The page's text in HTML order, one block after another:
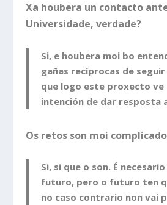
Xa houbera un contacto
Universidade, verdade?
Si, e houbera moi bo
gañas recíprocas de
que logo este proxecto ve
intención de dar resposta
Os retos son moi
Si, si que o son. É
futuro, pero o futuro ten
no caso contrario non vai